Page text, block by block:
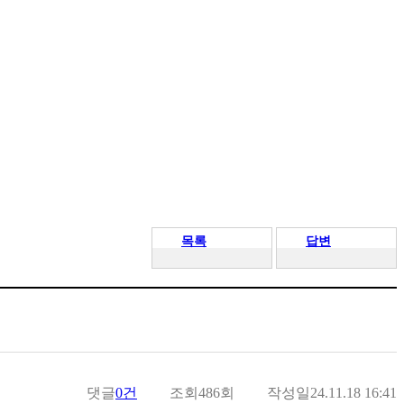
목록 답변
댓글0건 조회 486회 작성일24.11.18 16:41